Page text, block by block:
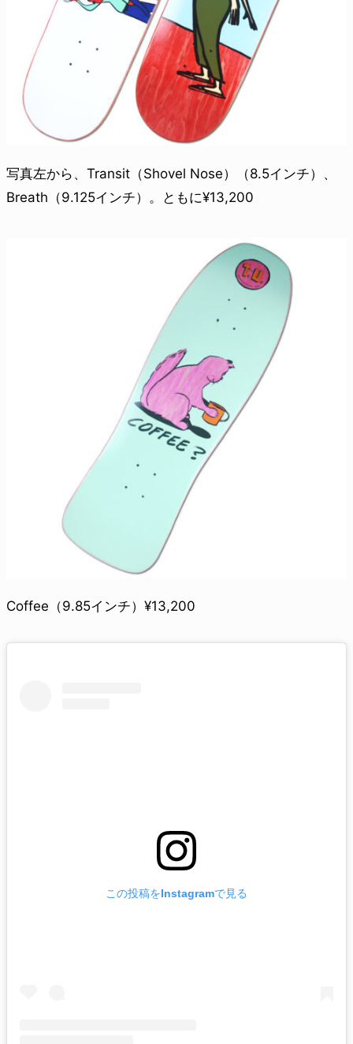
写真左から、Transit（Shovel Nose）（8.5インチ）、
Breath（9.125インチ）。ともに¥13,200
Coffee（9.85インチ）¥13,200
この投稿をInstagramで見る